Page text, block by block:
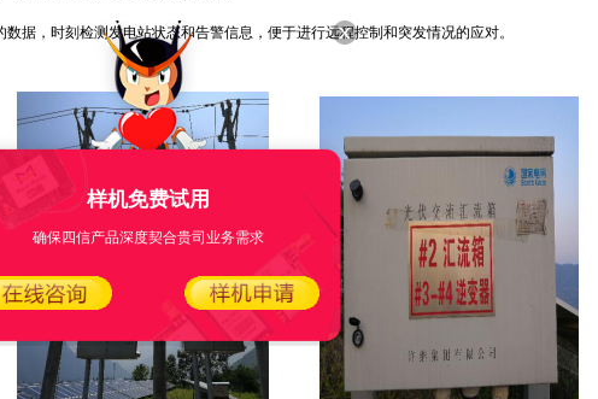
，时刻检测发电站状态和告警信息，便于进行远程控制和突发情况的应对。
样机免费试用
确保四信产品深度契合贵司业务需求